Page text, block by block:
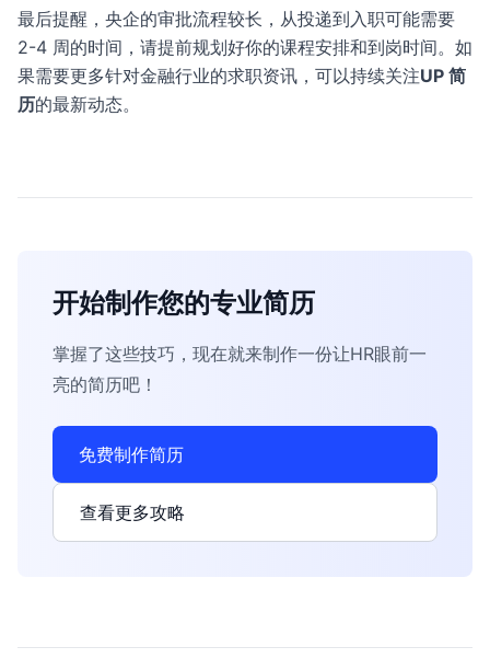
最后提醒，央企的审批流程较长，从投递到入职可能需要
2-4 周的时间，请提前规划好你的课程安排和到岗时间。如
果需要更多针对金融行业的求职资讯，可以持续关注UP 简
历的最新动态。
开始制作您的专业简历
掌握了这些技巧，现在就来制作一份让HR眼前一
亮的简历吧！
免费制作简历
查看更多攻略